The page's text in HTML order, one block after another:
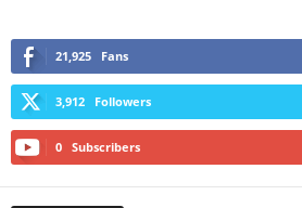
21,925 Fans
3,912 Followers
0 Subscribers